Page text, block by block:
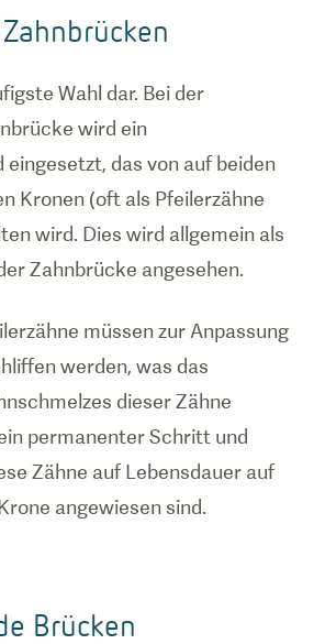
Wahl dar. Bei der
wird ein
das von auf beiden
Kronen (oft als Pfeilerzähne
wird. Dies wird allgemein als
Zahnbrücke angesehen.
müssen zur Anpassung
werden, was das
dieser Zähne
permanenter Schritt und
Zähne auf Lebensdauer auf
angewiesen sind.
Brücken